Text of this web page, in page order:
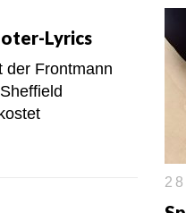
Lyrics
der Frontmann